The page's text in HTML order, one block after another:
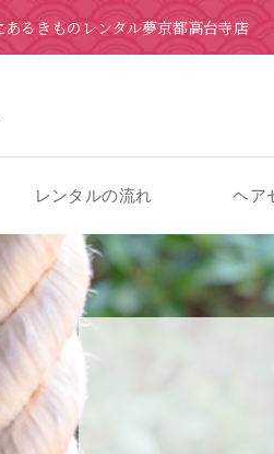
るきものレンタル夢京都高台寺店
レンタルの流れ ヘア